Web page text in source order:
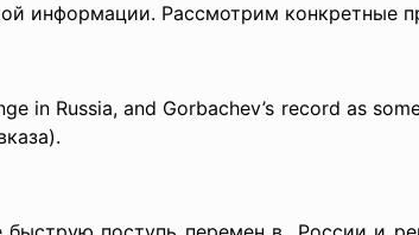
информации. Рассмотрим конкретные
in Russia, and Gorbachev’s record as